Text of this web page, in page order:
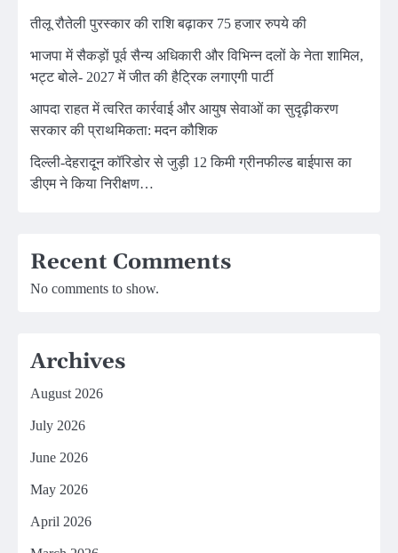
तीलू रौतेली पुरस्कार की राशि बढ़ाकर 75 हजार रुपये की
भाजपा में सैकड़ों पूर्व सैन्य अधिकारी और विभिन्न दलों के नेता शामिल,
भट्ट बोले- 2027 में जीत की हैट्रिक लगाएगी पार्टी
आपदा राहत में त्वरित कार्रवाई और आयुष सेवाओं का सुदृढ़ीकरण
सरकार की प्राथमिकता: मदन कौशिक
दिल्ली-देहरादून कॉरिडोर से जुड़ी 12 किमी ग्रीनफील्ड बाईपास का
डीएम ने किया निरीक्षण…
Recent Comments
No comments to show.
Archives
August 2026
July 2026
June 2026
May 2026
April 2026